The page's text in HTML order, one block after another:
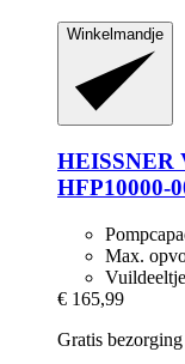
Winkelmandje
HEISSNER
HFP10000-​
Max.
€ 165,99
Gratis